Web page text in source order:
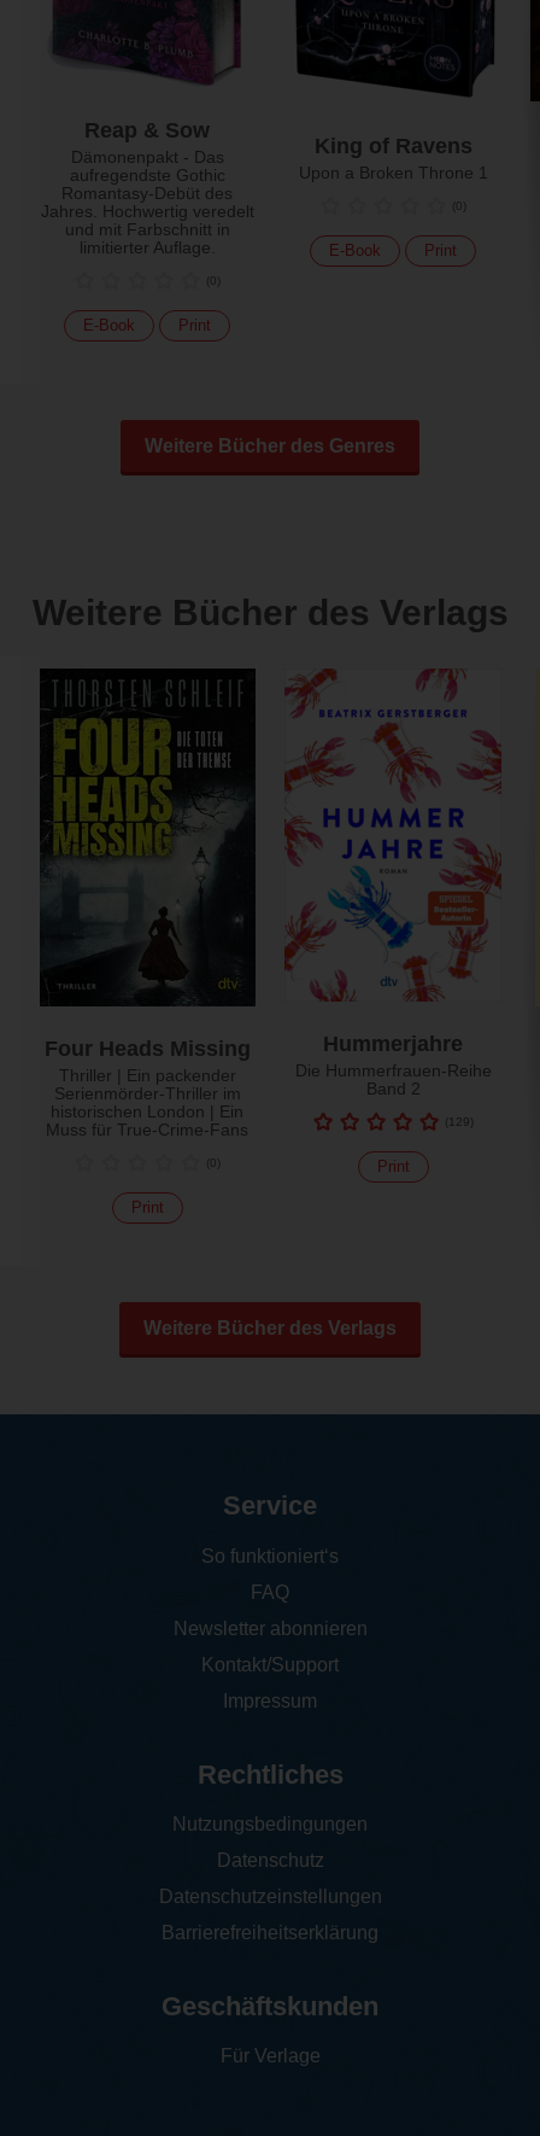
Reap & Sow
Dämonenpakt - Das
aufregendste Gothic
Romantasy-Debüt des
Jahres. Hochwertig veredelt
und mit Farbschnitt in
limitierter Auflage.
(0)
E-Book Print
King of Ravens
Upon a Broken Throne 1
(0)
E-Book Print
Weitere Bücher des Genres
Weitere Bücher des Verlags
Four Heads Missing
Thriller | Ein packender
Serienmörder-Thriller im
historischen London | Ein
Muss für True-Crime-Fans
(0)
Print
Hummerjahre
Die Hummerfrauen-Reihe
Band 2
(129)
Print
Weitere Bücher des Verlags
Service
So funktioniert‘s
FAQ
Newsletter abonnieren
Kontakt/Support
Impressum
Rechtliches
Nutzungsbedingungen
Datenschutz
Datenschutzeinstellungen
Barrierefreiheitserklärung
Geschäftskunden
Für Verlage